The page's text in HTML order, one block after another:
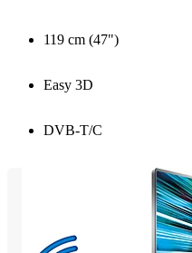
119 cm (47")
Easy 3D
DVB-T/C